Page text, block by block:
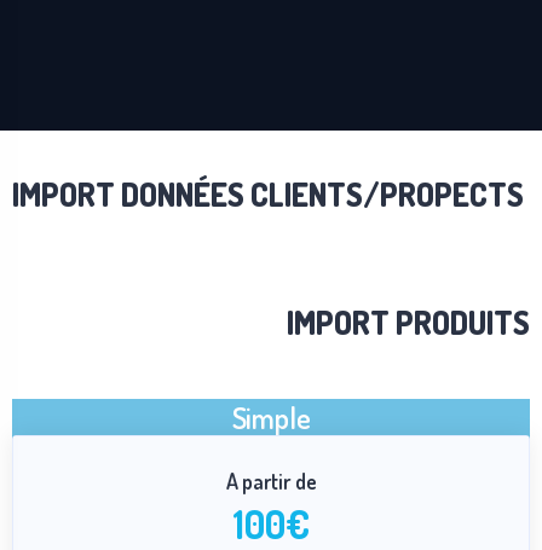
IMPORT DONNÉES CLIENTS/PROPECTS
IMPORT PRODUITS
Simple
A partir de
100€